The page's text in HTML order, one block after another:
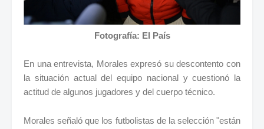
Fotografía: El País
En una entrevista, Morales expresó su descontento con
la situación actual del equipo nacional y cuestionó la
actitud de algunos jugadores y del cuerpo técnico.
Morales señaló que los futbolistas de la selección "están